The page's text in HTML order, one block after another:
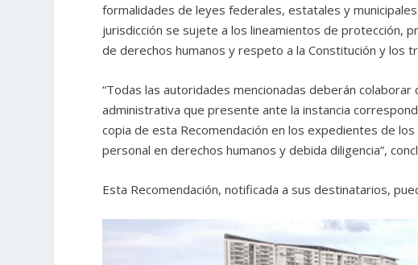
formalidades de leyes federales, estatales y
jurisdicción se sujete a los lineamientos de protección,
de derechos humanos y respeto a la Constitución y los
“Todas las autoridades mencionadas deberán colaborar
administrativa que presente ante la instancia
copia de esta Recomendación en los expedientes de
personal en derechos humanos y debida diligencia”,
Esta Recomendación, notificada a sus destinatarios,